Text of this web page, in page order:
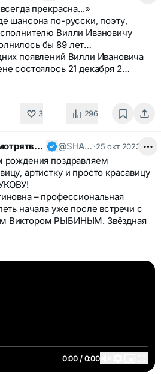
прекрасна...»
шансона по-русски, поэту,
Вилли Ивановичу
бы 89 лет…
появлений Вилли Ивановича
состоялось 21 декабря 2…
3 296
ШАНСОН ТВ смотрятвсешансонтв @SHANSONTV ·25 окт 2023
рождения поздравляем
артистку и просто красавицу
– профессиональная
начала уже после встречи с
Виктором РЫБИНЫМ. Звёздная
0:00 / 0:00